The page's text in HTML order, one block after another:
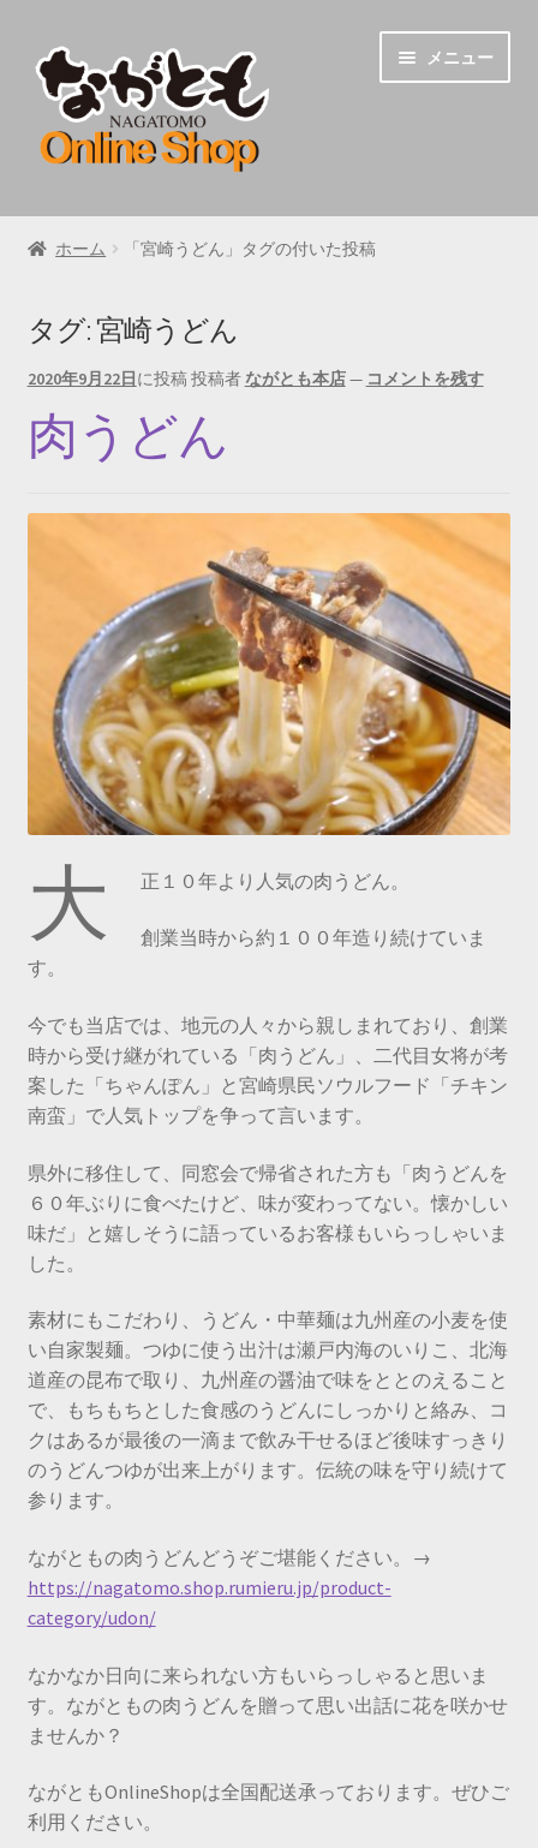
ビ
ー
シ
ン
へ
キ
ッ
プ
ン
ン
ツ
ス
キ
プ
メニュー
うどん
地鶏炭火焼き
ながとものちゃんぽん
ホーム 「宮崎うどん」タグの付いた投稿
タグ:宮崎うどん
2020年9月22日に投稿投稿者 ながとも本店— コメントを残す
肉うどん
大 正１０年より人気の肉うどん。
創業当時から約１００年造り続けていま
す。
今でも当店では、地元の人々から親しまれており、創業
時から受け継がれている「肉うどん」、二代目女将が考
案した「ちゃんぽん」と宮崎県民ソウルフード「チキン
南蛮」で人気トップを争って言います。
県外に移住して、同窓会で帰省された方も「肉うどんを
６０年ぶりに食べたけど、味が変わってない。懐かしい
味だ」と嬉しそうに語っているお客様もいらっしゃいま
した。
素材にもこだわり、うどん・中華麺は九州産の小麦を使
い自家製麺。つゆに使う出汁は瀬戸内海のいりこ、北海
道産の昆布で取り、九州産の醤油で味をととのえること
で、もちもちとした食感のうどんにしっかりと絡み、コ
クはあるが最後の一滴まで飲み干せるほど後味すっきり
のうどんつゆが出来上がります。伝統の味を守り続けて
参ります。
ながともの肉うどんどうぞご堪能ください。→
https://nagatomo.shop.rumieru.jp/product-
category/udon/
なかなか日向に来られない方もいらっしゃると思いま
す。ながともの肉うどんを贈って思い出話に花を咲かせ
ませんか？
ながともOnlineShopは全国配送承っております。ぜひご
利用ください。